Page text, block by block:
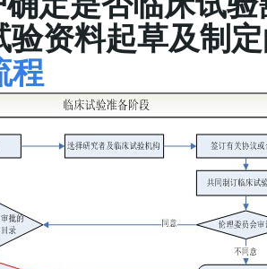
验资料起草及制
程